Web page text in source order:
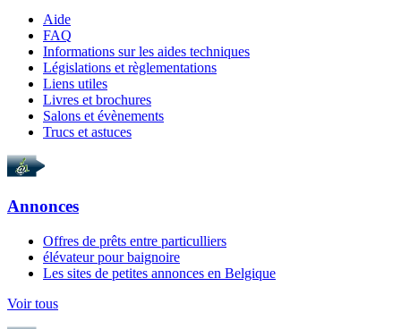
Aide
FAQ
Informations sur les aides techniques
Législations et règlementations
Liens utiles
Livres et brochures
Salons et évènements
Trucs et astuces
Annonces
Offres de prêts entre particulliers
élévateur pour baignoire
Les sites de petites annonces en Belgique
Voir tous